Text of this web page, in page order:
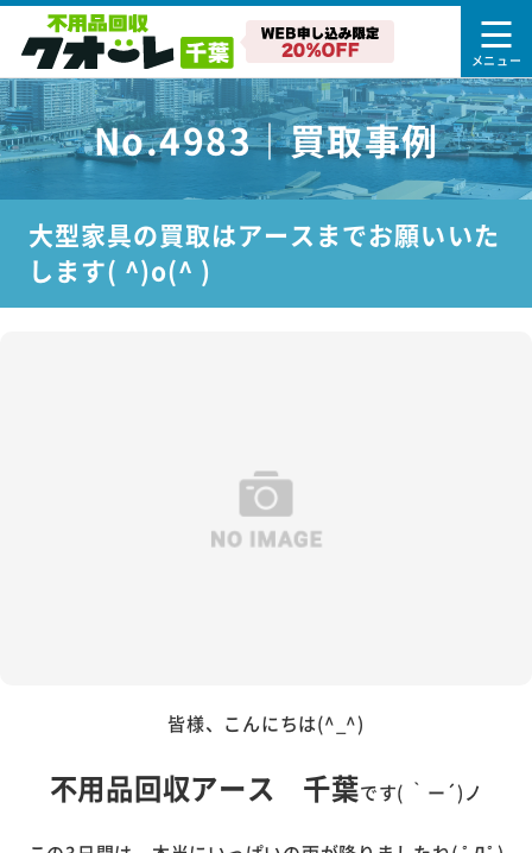
No.4983｜買取事例
大型家具の買取はアースまでお願いいた
します( ^)o(^ )
皆様、こんにちは(^_^)
不用品回収アース 千葉です( ｀ー´)ノ